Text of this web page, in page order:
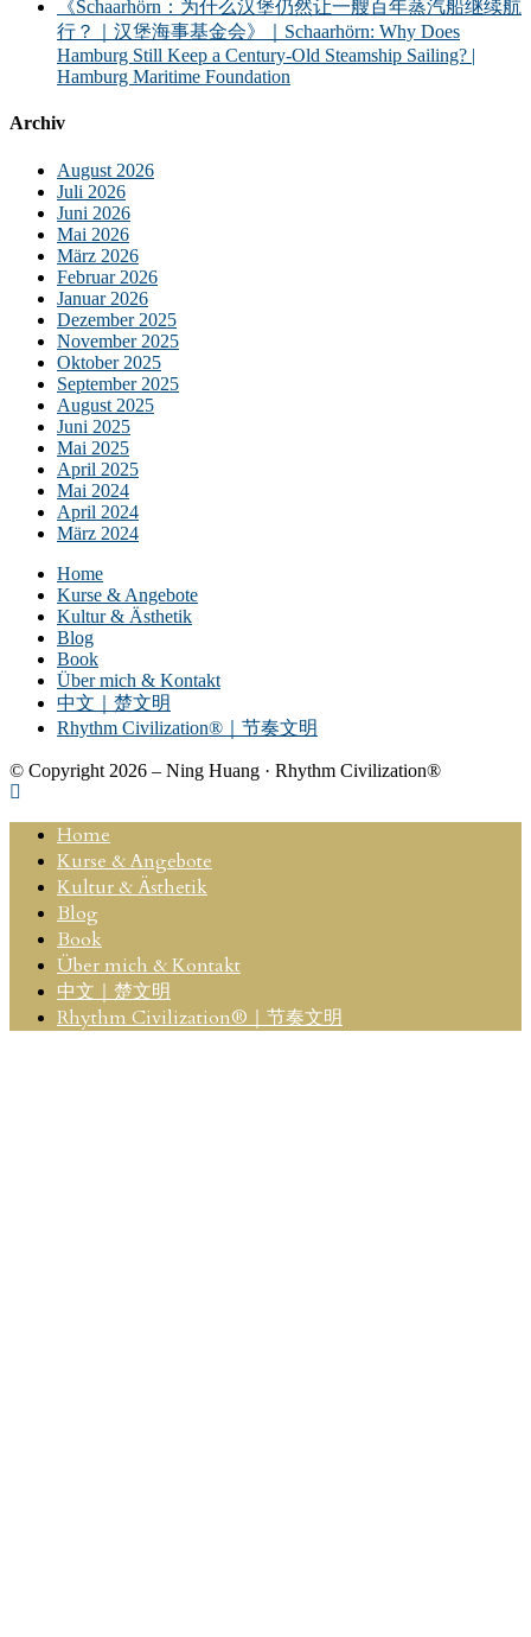
《Schaarhörn：为什么汉堡仍然让一艘百年蒸汽船继续航
行？｜汉堡海事基金会》｜Schaarhörn: Why Does
Hamburg Still Keep a Century-Old Steamship Sailing? |
Hamburg Maritime Foundation
Archiv
August 2026
Juli 2026
Juni 2026
Mai 2026
März 2026
Februar 2026
Januar 2026
Dezember 2025
November 2025
Oktober 2025
September 2025
August 2025
Juni 2025
Mai 2025
April 2025
Mai 2024
April 2024
März 2024
Home
Kurse & Angebote
Kultur & Ästhetik
Blog
Book
Über mich & Kontakt
中文｜楚文明
Rhythm Civilization®｜节奏文明
© Copyright 2026 – Ning Huang · Rhythm Civilization®
Home
Kurse & Angebote
Kultur & Ästhetik
Blog
Book
Über mich & Kontakt
中文｜楚文明
Rhythm Civilization®｜节奏文明